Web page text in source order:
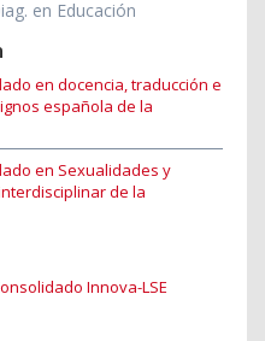
en Educación
en docencia, traducción e
española de la
en Sexualidades y
de la
Innova-LSE